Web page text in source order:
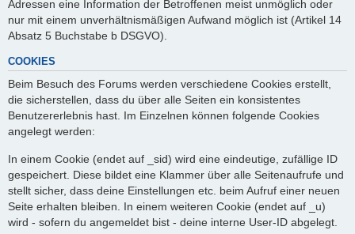
Adressen eine Information der Betroffenen meist unmöglich oder
nur mit einem unverhältnismäßigen Aufwand möglich ist (Artikel 14
Absatz 5 Buchstabe b DSGVO).
COOKIES
Beim Besuch des Forums werden verschiedene Cookies erstellt,
die sicherstellen, dass du über alle Seiten ein konsistentes
Benutzererlebnis hast. Im Einzelnen können folgende Cookies
angelegt werden:
In einem Cookie (endet auf _sid) wird eine eindeutige, zufällige ID
gespeichert. Diese bildet eine Klammer über alle Seitenaufrufe und
stellt sicher, dass deine Einstellungen etc. beim Aufruf einer neuen
Seite erhalten bleiben. In einem weiteren Cookie (endet auf _u)
wird - sofern du angemeldet bist - deine interne User-ID abgelegt.